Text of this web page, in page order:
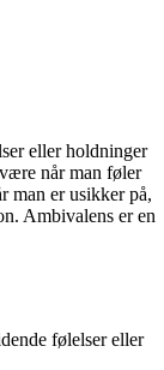
eller holdninger
når man føler
man er usikker på,
Ambivalens er en
følelser eller